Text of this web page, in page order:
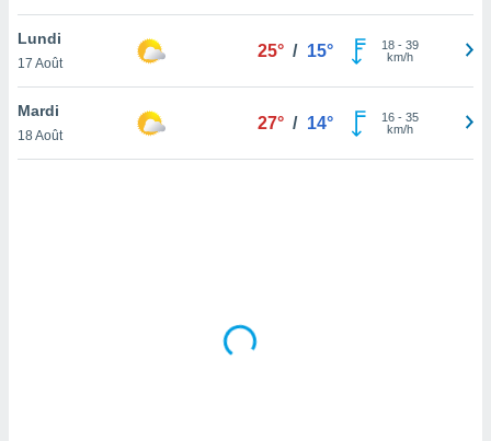
de
Lundi
17 Août
25° / 15° 18- 39
km/h
Mardi
18 Août
27° / 14° 16- 35
km/h